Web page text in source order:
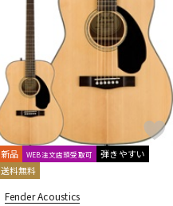
新品 WEB注文店頭受取可
弾きやすい
送料無料
Fender Acoustics